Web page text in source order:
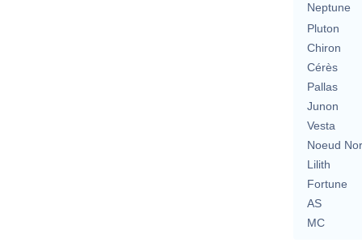
Neptune
Pluton
Chiron
Cérès
Pallas
Junon
Vesta
Noeud
Lilith
Fortune
AS
MC